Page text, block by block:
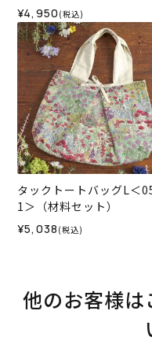
ト）
¥4,950 (税込)
タックトートバッグL＜
1＞（材料セット）
¥5,038 (税込)
他のお客様は